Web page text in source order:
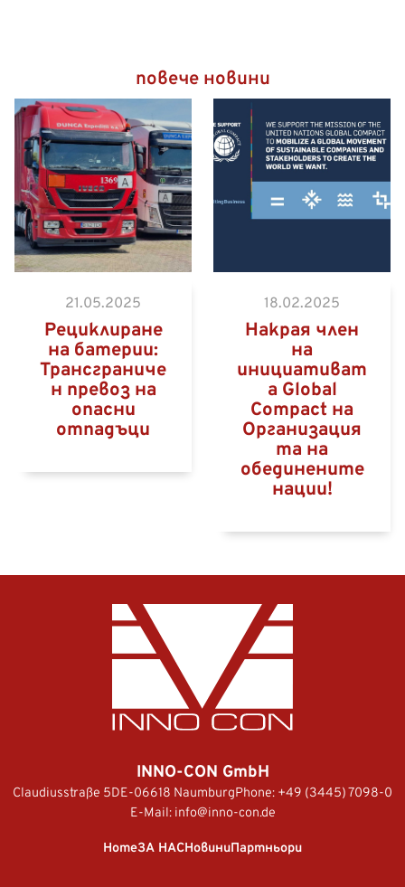
повече новини
Камион за опасни товари
на път към контейнерния
терминал Eurogate във
Вилхелмсхафен
21.05.2025
Рециклиране
на батерии:
Трансграниче
н превоз на
опасни
отпадъци
18.02.2025
Накрая член
на
инициативат
а Global
Compact на
Организация
та на
обединените
нации!
INNO-CON GmbH
Claudiusstraße 5DE-06618 NaumburgPhone: +49 (3445) 7098-0
E-Mail: info@inno-con.de
HomeЗА НАСНовиниПартньори